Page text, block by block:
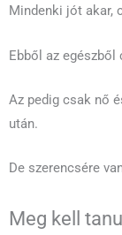
Mindenki jót akar,
Ebből az
Az pedig csak nő
után.
De szerencsére
Meg kell